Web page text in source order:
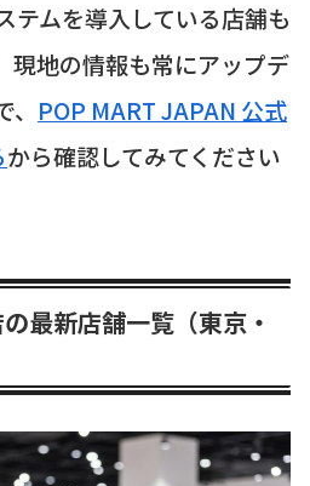
テムを導入している店舗も
現地の情報も常にアップデ
POP MART JAPAN 公式
から確認してみてください
最新店舗一覧（東京・